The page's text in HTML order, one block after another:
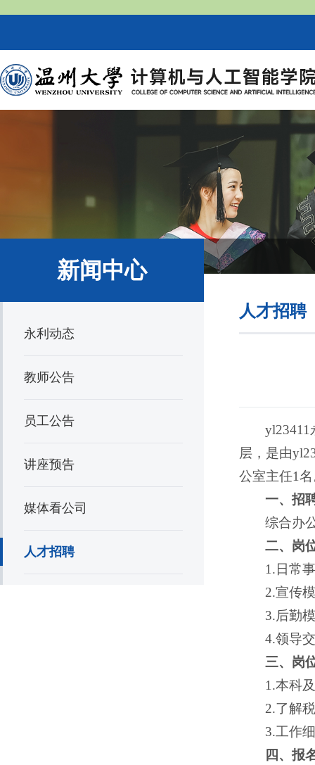
新闻中心
永利动态
教师公告
员工公告
讲座预告
媒体看公司
人才招聘
人才招聘
层，是由
公室主任1
一、招
综合办
二、岗
1.日常
2.宣传
3.后勤
4.领导
三、岗
1.本科
2.了解
3.工作
四、报